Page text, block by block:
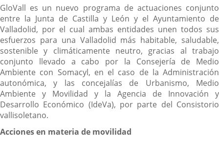
GloVall es un nuevo programa de actuaciones conjunto
entre la Junta de Castilla y León y el Ayuntamiento de
Valladolid, por el cual ambas entidades unen todos sus
esfuerzos para una Valladolid más habitable, saludable,
sostenible y climáticamente neutro, gracias al trabajo
conjunto llevado a cabo por la Consejería de Medio
Ambiente con Somacyl, en el caso de la Administración
autonómica, y las concejalías de Urbanismo, Medio
Ambiente y Movilidad y la Agencia de Innovación y
Desarrollo Económico (IdeVa), por parte del Consistorio
vallisoletano.
Acciones en materia de movilidad